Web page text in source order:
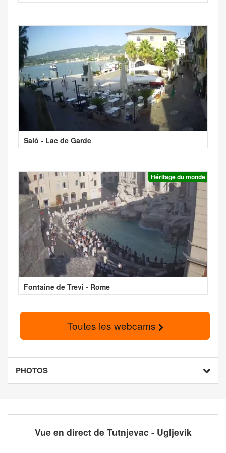
Salò - Lac de Garde
Héritage du monde
Fontaine de Trevi - Rome
Toutes les webcams
PHOTOS
Vue en direct de Tutnjevac - Ugljevik